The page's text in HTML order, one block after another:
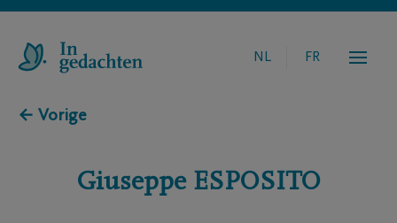
NL FR
← Vorige
Giuseppe ESPOSITO